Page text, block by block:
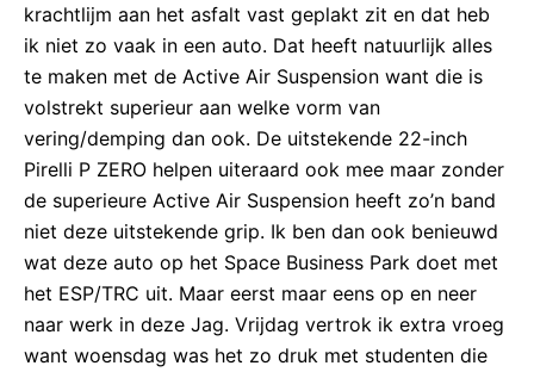
krachtlijm aan het asfalt vast geplakt zit en dat heb
ik niet zo vaak in een auto. Dat heeft natuurlijk alles
te maken met de Active Air Suspension want die is
volstrekt superieur aan welke vorm van
vering/demping dan ook. De uitstekende 22-inch
Pirelli P ZERO helpen uiteraard ook mee maar zonder
de superieure Active Air Suspension heeft zo’n band
niet deze uitstekende grip. Ik ben dan ook benieuwd
wat deze auto op het Space Business Park doet met
het ESP/TRC uit. Maar eerst maar eens op en neer
naar werk in deze Jag. Vrijdag vertrok ik extra vroeg
want woensdag was het zo druk met studenten die